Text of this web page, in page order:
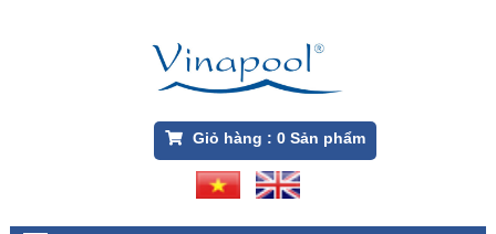
Giỏ hàng : 0Sản phẩm